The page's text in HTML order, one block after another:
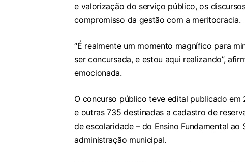
e valorização do serviço público, os
compromisso da gestão com a meritocracia.
“É realmente um momento magnífico para
ser concursada, e estou aqui realizando”,
emocionada.
O concurso público teve edital publicado
e outras 735 destinadas a cadastro de
de escolaridade – do Ensino Fundamental
administração municipal.